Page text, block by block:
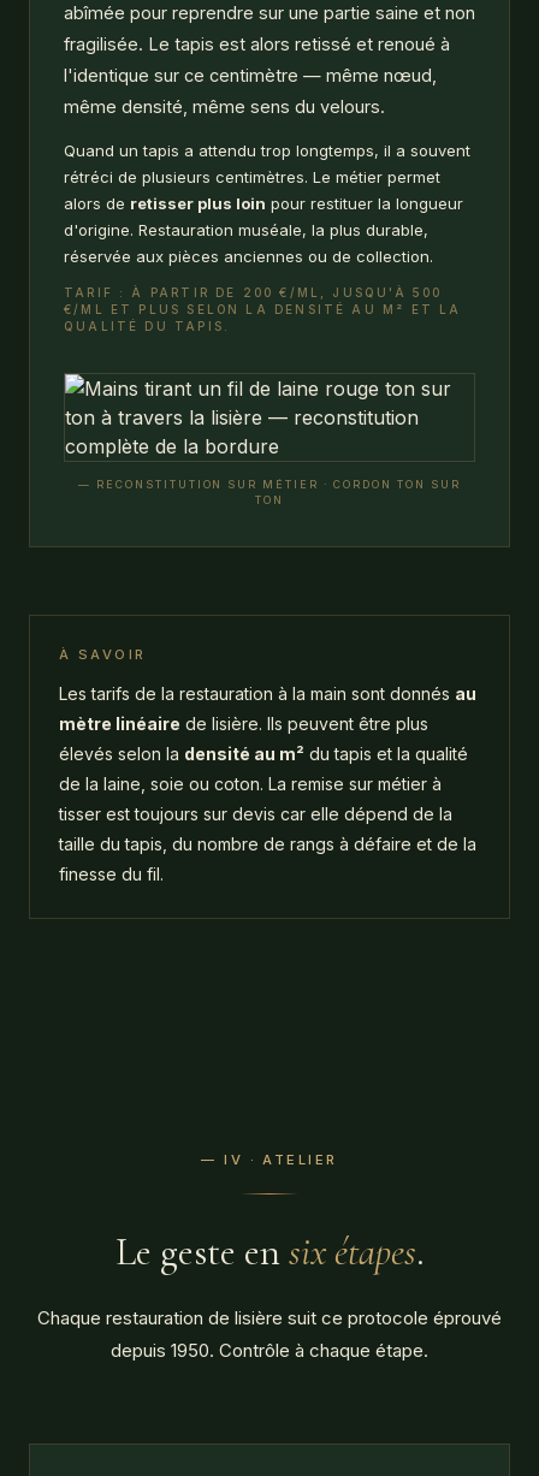
abîmée pour reprendre sur une partie saine et non
fragilisée. Le tapis est alors retissé et renoué à
l'identique sur ce centimètre — même nœud,
même densité, même sens du velours.
Quand un tapis a attendu trop longtemps, il a souvent
rétréci de plusieurs centimètres. Le métier permet
alors de retisser plus loin pour restituer la longueur
d'origine. Restauration muséale, la plus durable,
réservée aux pièces anciennes ou de collection.
TARIF : À PARTIR DE 200 €/ML, JUSQU'À 500
€/ML ET PLUS SELON LA DENSITÉ AU M² ET LA
QUALITÉ DU TAPIS.
— RECONSTITUTION SUR MÉTIER · CORDON TON SUR
TON
À SAVOIR
Les tarifs de la restauration à la main sont donnés au
mètre linéaire de lisière. Ils peuvent être plus
élevés selon la densité au m² du tapis et la qualité
de la laine, soie ou coton. La remise sur métier à
tisser est toujours sur devis car elle dépend de la
taille du tapis, du nombre de rangs à défaire et de la
finesse du fil.
— IV · ATELIER
Le geste ensix étapes.
Chaque restauration de lisière suit ce protocole éprouvé
depuis 1950. Contrôle à chaque étape.